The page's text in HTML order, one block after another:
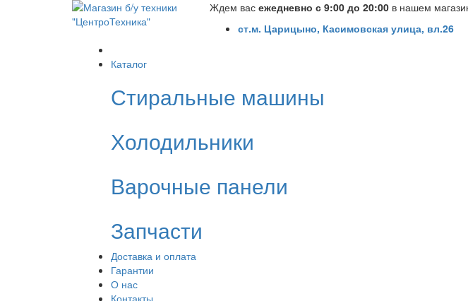
Ждем вас ежедневно с 9:00 до 20:00 в нашем
ст.м. Царицыно, Касимовская улица, вл.26
Каталог
Стиральные машины
Холодильники
Варочные панели
Запчасти
Доставка и оплата
Гарантии
О нас
Контакты